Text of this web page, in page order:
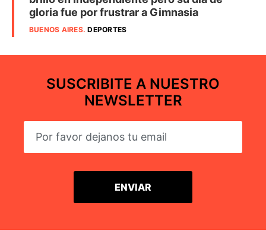
gloria fue por frustrar a Gimnasia
BUENOS AIRES.DEPORTES
SUSCRIBITE A NUESTRO
NEWSLETTER